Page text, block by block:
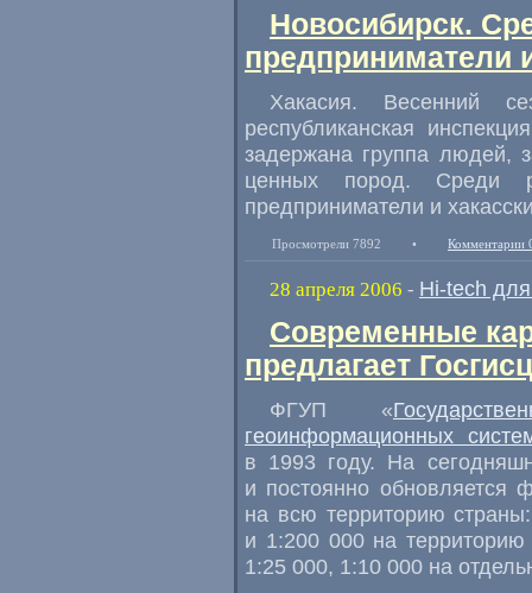
Новосибирск.
предприниматели
Хакасия. Весенний
республиканская
задержана группа людей,
ценных пород. Среди
предприниматели и
Просмотрели 7892 • Комментарии
28 апреля 2006 - Hi-tech
Современные
предлагает
ФГУП «
геоинформационных
в 1993 году. На
и постоянно обновляется
на всю территорию
и 1:200 000 на
1:25 000, 1:10 000 на